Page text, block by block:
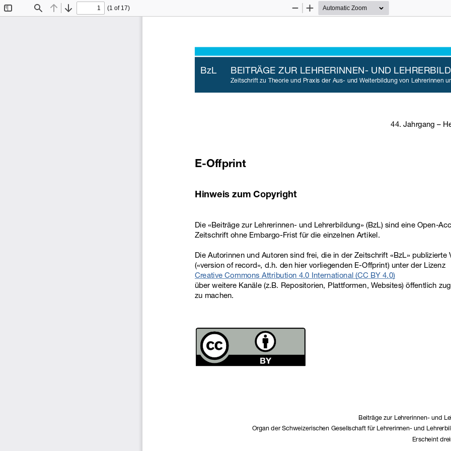
Find Previous
Next
(1 of 17)
Zoom
Zoom
44. Jahrgang –
E-Offprint
Hinweis zum Copyright
Die «Beiträge zur Lehrerinnen- und Lehrerbildung» (BzL) sind eine Open-
Zeitschrift ohne Embargo-Frist für die einzelnen Artikel.
Die Autorinnen und Autoren sind frei, die in der Zeitschrift «BzL» publizierte
(«version of record», d.h. den hier vorliegenden E-Offprint) unter der Lizenz
Creative Commons Attribution 4.0 International (CC BY 4.0)
über weitere Kanäle (z.B. Repositorien, Plattformen, Websites) öffentlich
zu machen.
Beiträge zur Lehrerinnen- und
Organ der Schweizerischen Gesellschaft für Lehrerinnen- und
Erscheint
BzL BEITRÄGE ZUR LEHRERINNEN- UND
Zeitschrift zu Theorie und Praxis der Aus- und Weiterbildung von Lehrerinnen